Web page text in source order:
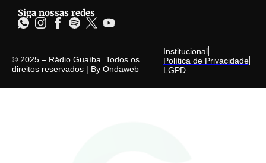
Siga nossas redes
© 2025 – Rádio Guaíba. Todos os
direitos reservados | By Ondaweb
Institucional
Política de Privacidade
LGPD